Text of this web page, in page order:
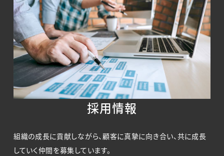
採用情報
組織の成長に貢献しながら、顧客に真摯に向き合い、共に成長
していく仲間を募集しています。